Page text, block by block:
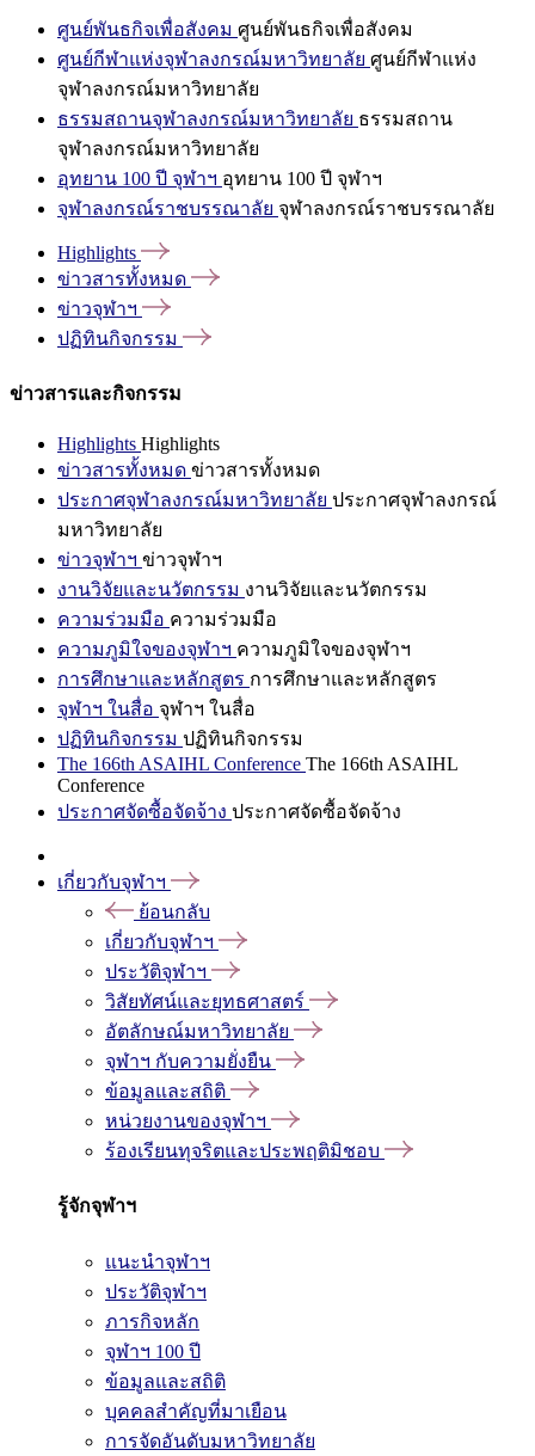
ศูนย์พันธกิจเพื่อสังคม ศูนย์พันธกิจเพื่อสังคม
ศูนย์กีฬาแห่งจุฬาลงกรณ์มหาวิทยาลัย ศูนย์กีฬาแห่ง
จุฬาลงกรณ์มหาวิทยาลัย
ธรรมสถานจุฬาลงกรณ์มหาวิทยาลัย ธรรมสถาน
จุฬาลงกรณ์มหาวิทยาลัย
อุทยาน 100 ปี จุฬาฯ อุทยาน 100 ปี จุฬาฯ
จุฬาลงกรณ์ราชบรรณาลัย จุฬาลงกรณ์ราชบรรณาลัย
Highlights
ข่าวสารทั้งหมด
ข่าวจุฬาฯ
ปฏิทินกิจกรรม
ข่าวสารและกิจกรรม
Highlights Highlights
ข่าวสารทั้งหมด ข่าวสารทั้งหมด
ประกาศจุฬาลงกรณ์มหาวิทยาลัย ประกาศจุฬาลงกรณ์
มหาวิทยาลัย
ข่าวจุฬาฯ ข่าวจุฬาฯ
งานวิจัยและนวัตกรรม งานวิจัยและนวัตกรรม
ความร่วมมือ ความร่วมมือ
ความภูมิใจของจุฬาฯ ความภูมิใจของจุฬาฯ
การศึกษาและหลักสูตร การศึกษาและหลักสูตร
จุฬาฯ ในสื่อ จุฬาฯ ในสื่อ
ปฏิทินกิจกรรม ปฏิทินกิจกรรม
The 166th ASAIHL Conference The 166th ASAIHL
Conference
ประกาศจัดซื้อจัดจ้าง ประกาศจัดซื้อจัดจ้าง
เกี่ยวกับจุฬาฯ
ย้อนกลับ
เกี่ยวกับจุฬาฯ
ประวัติจุฬาฯ
วิสัยทัศน์และยุทธศาสตร์
อัตลักษณ์มหาวิทยาลัย
จุฬาฯ กับความยั่งยืน
ข้อมูลและสถิติ
หน่วยงานของจุฬาฯ
ร้องเรียนทุจริตและประพฤติมิชอบ
รู้จักจุฬาฯ
แนะนำจุฬาฯ
ประวัติจุฬาฯ
ภารกิจหลัก
จุฬาฯ 100 ปี
ข้อมูลและสถิติ
บุคคลสำคัญที่มาเยือน
การจัดอันดับมหาวิทยาลัย